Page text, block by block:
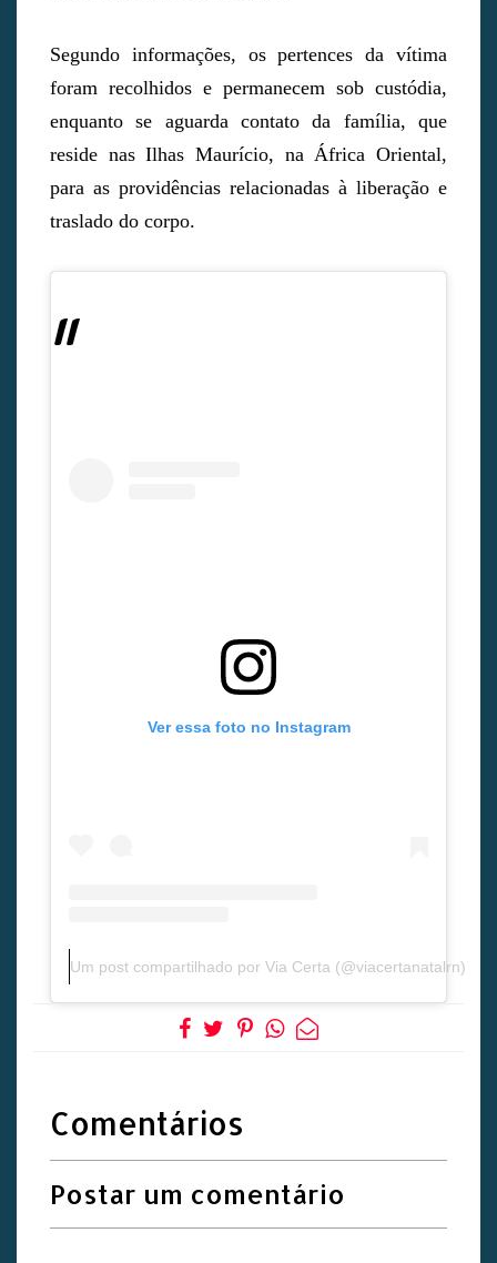
Segundo informações, os pertences da vítima
foram recolhidos e permanecem sob custódia,
enquanto se aguarda contato da família, que
reside nas Ilhas Maurício, na África Oriental,
para as providências relacionadas à liberação e
traslado do corpo.
Ver essa foto no Instagram
Um post compartilhado por Via Certa (@viacertanatalrn)
Comentários
Postar um comentário